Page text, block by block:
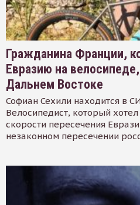
Гражданина Франции,
Евразию на
Дальнем Востоке
Софиан Сехили находится в
Велосипедист, который
скорости пересечения
незаконном пересечении